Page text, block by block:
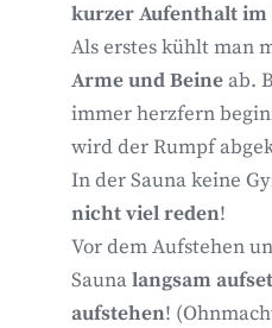
kurzer Aufenthalt im
Als erstes kühlt man
Arme und Beine ab.
immer herzfern
wird der Rumpf
In der Sauna keine
nicht viel reden!
Vor dem Aufstehen
Saunalangsam
aufstehen!